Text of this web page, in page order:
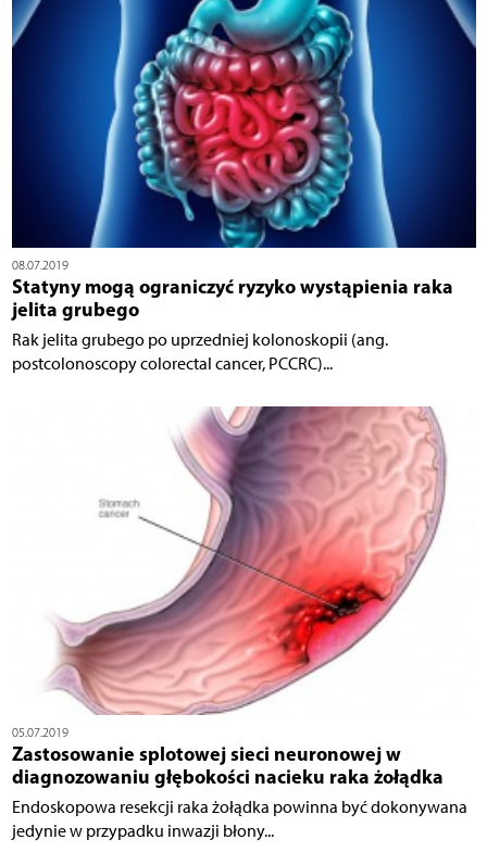
08.07.2019
Statyny mogą ograniczyć ryzyko wystąpienia raka
jelita grubego
Rak jelita grubego po uprzedniej kolonoskopii (ang.
postcolonoscopy colorectal cancer, PCCRC)...
05.07.2019
Zastosowanie splotowej sieci neuronowej w
diagnozowaniu głębokości nacieku raka żołądka
Endoskopowa resekcji raka żołądka powinna być dokonywana
jedynie w przypadku inwazji błony...